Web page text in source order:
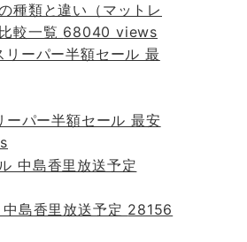
種類と違い（マットレ
較一覧 68040 views
パー半額セール 最安
島香里放送予定 28156